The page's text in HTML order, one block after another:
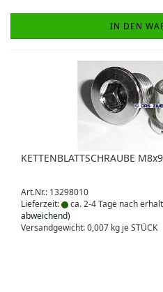
IN DEN
KETTENBLATTSCHRAUBE
Art.Nr.: 13298010
Lieferzeit:
ca. 2-4 Tage nach
abweichend)
Versandgewicht:0,007 kg je STÜCK